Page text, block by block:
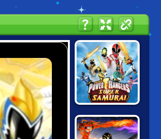
SUPER SAMURAI
TRANSFORMATION